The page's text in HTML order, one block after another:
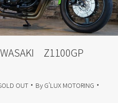
Z1100GP
OUT By G'LUX MOTORING